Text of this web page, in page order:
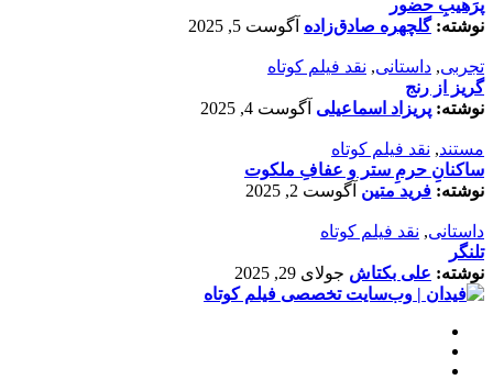
پرَهیب‌ِ حضور
نوشته:گلچهره صادق‌زاده آگوست 5, 2025
تجربی, داستانی, نقد فیلم کوتاه
گریز از رنج
نوشته: پریزاد اسماعیلی آگوست 4, 2025
مستند, نقد فیلم کوتاه
ساکنانِ حرمِ ستر و عفافِ ملکوت
نوشته: فرید متین آگوست 2, 2025
داستانی, نقد فیلم کوتاه
تلنگر
نوشته: علی بکتاش جولای 29, 2025